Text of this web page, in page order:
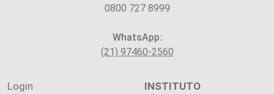
0800 727 8999
WhatsApp:
(21) 97460-2560
Login
INSTITUTO